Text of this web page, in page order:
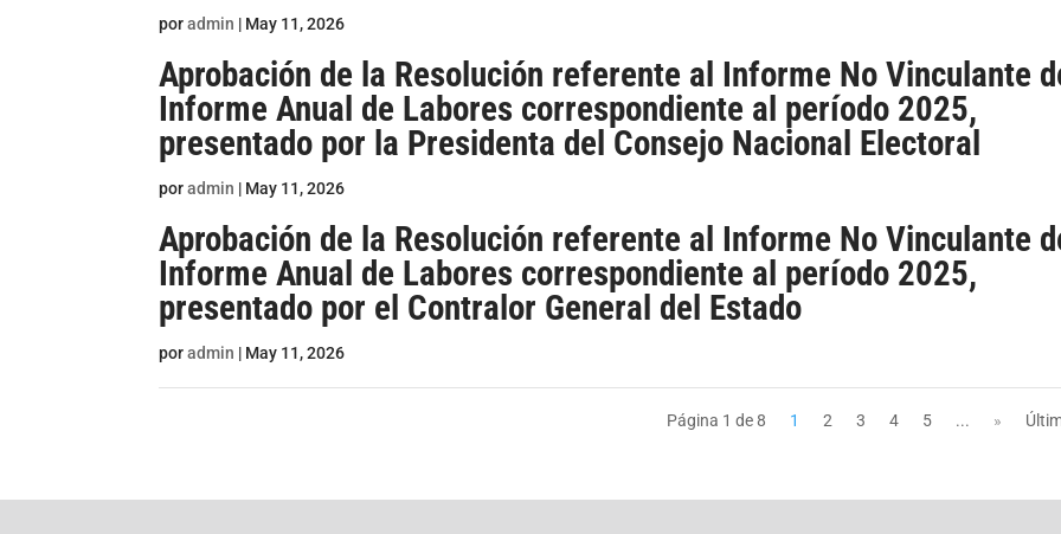
poradmin | May 11, 2026
Aprobación de la Resolución referente al Informe No Vinculante
Informe Anual de Labores correspondiente al período 2025,
presentado por la Presidenta del Consejo Nacional Electoral
poradmin | May 11, 2026
Aprobación de la Resolución referente al Informe No Vinculante
Informe Anual de Labores correspondiente al período 2025,
presentado por el Contralor General del Estado
poradmin | May 11, 2026
Página 1 de 8 1 2 3 4 5 ... »